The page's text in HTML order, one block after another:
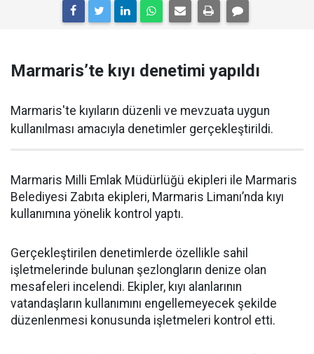
Marmaris’te kıyı denetimi yapıldı
Marmaris'te kıyıların düzenli ve mevzuata uygun
kullanılması amacıyla denetimler gerçekleştirildi.
Marmaris Milli Emlak Müdürlüğü ekipleri ile Marmaris
Belediyesi Zabıta ekipleri, Marmaris Limanı’nda kıyı
kullanımına yönelik kontrol yaptı.
Gerçekleştirilen denetimlerde özellikle sahil
işletmelerinde bulunan şezlongların denize olan
mesafeleri incelendi. Ekipler, kıyı alanlarının
vatandaşların kullanımını engellemeyecek şekilde
düzenlenmesi konusunda işletmeleri kontrol etti.